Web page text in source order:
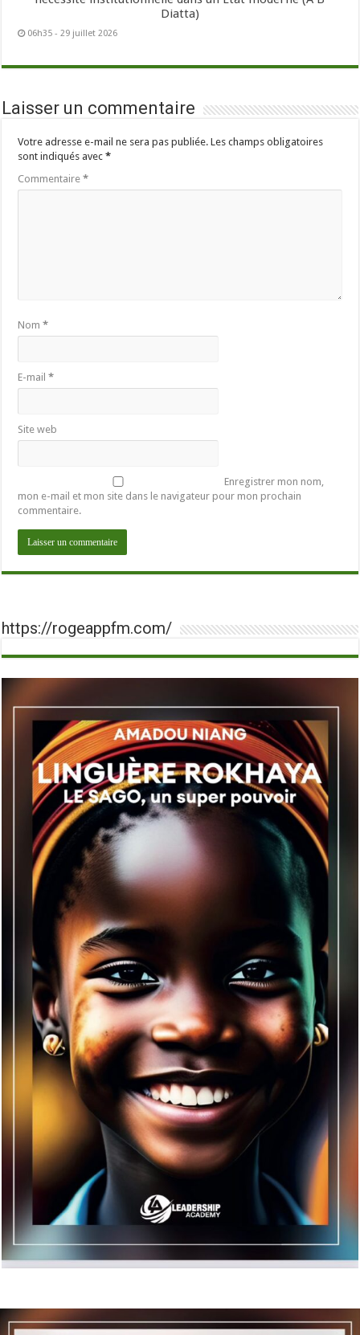
Diatta)
06h35 - 29 juillet 2026
Laisser un commentaire
Votre adresse e-mail ne sera pas publiée. Les champs obligatoires
sont indiqués avec*
Commentaire*
Nom*
E-mail*
Site web
Enregistrer mon nom,
mon e-mail et mon site dans le navigateur pour mon prochain
commentaire.
https://rogeappfm.com/